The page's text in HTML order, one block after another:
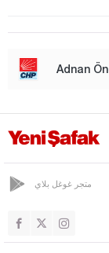
كولب
ليجيه
يني شهير
Adnan
متجر غوغل بلاي